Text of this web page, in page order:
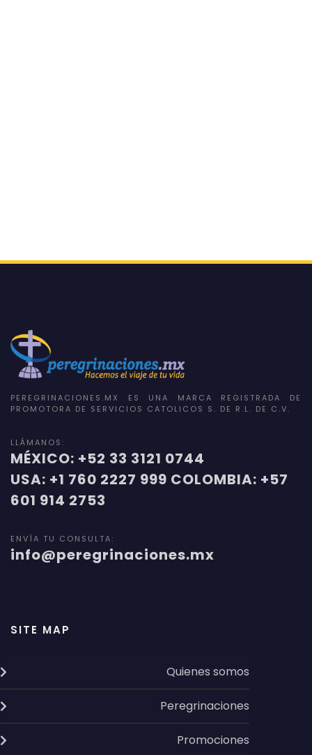
PEREGRINACIONES.MX ES UNA MARCA REGISTRADA DE
PROMOTORA DE SERVICIOS CATOLICOS S. DE R.L. DE C.V.
LLÁMANOS:
MÉXICO: +52 33 3121 0744
USA: +1 760 2227 999 COLOMBIA: +57
601 914 2753
ENVÍA TU CONSULTA:
info@peregrinaciones.mx
SITE MAP
Quienes somos
Peregrinaciones
Promociones